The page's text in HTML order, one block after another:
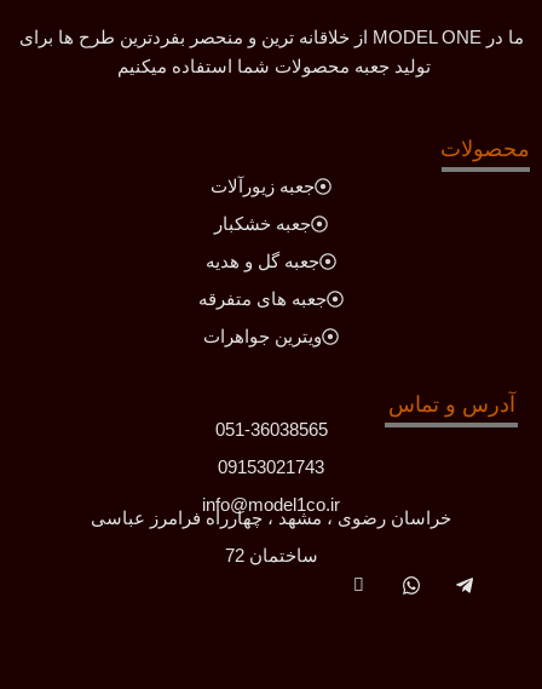
ما در MODEL ONE از خلاقانه ترین و منحصر بفردترین طرح ها برای
تولید جعبه محصولات شما استفاده میکنیم
محصولات
جعبه زیورآلات
جعبه خشکبار
جعبه گل و هدیه
جعبه های متفرقه
ویترین جواهرات
آدرس و تماس
051-36038565
09153021743
info@model1co.ir
خراسان رضوی ، مشهد ، چهارراه فرامرز عباسی
ساختمان 72